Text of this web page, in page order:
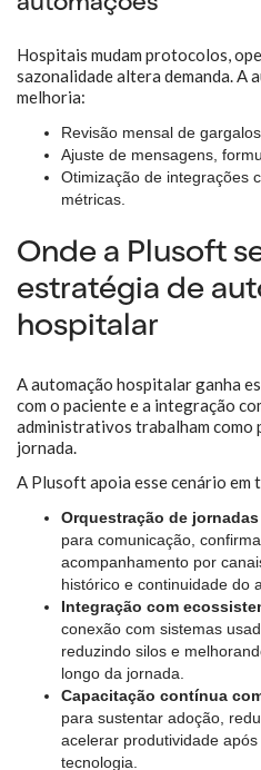
Hospitais mudam protocolos,
sazonalidade altera demanda. A
melhoria:
Revisão mensal de
Ajuste de mensagens,
Otimização de integrações
métricas.
Onde a Plusoft
estratégia de
hospitalar
A automação hospitalar ganha
com o paciente e a integração
administrativos trabalham como
jornada.
A Plusoft apoia esse cenário em
Orquestração de
para comunicação,
acompanhamento por
histórico e continuidade do
Integração com
conexão com sistemas
reduzindo silos e
longo da jornada.
Capacitação contínua
para sustentar adoção,
acelerar produtividade
tecnologia.